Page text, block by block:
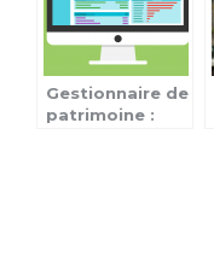
Gestionnaire de
patrimoine :